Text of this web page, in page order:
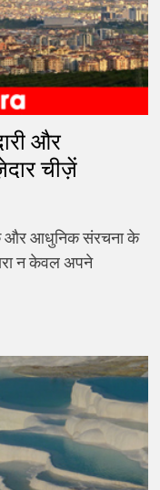
और
चीज़ें
और आधुनिक संरचना के
न केवल अपने